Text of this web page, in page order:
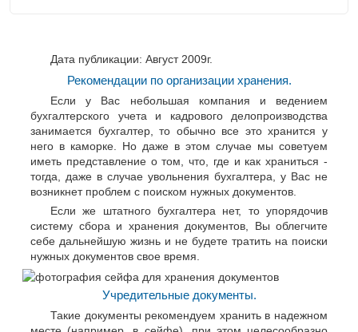
Дата публикации: Август 2009г.
Рекомендации по организации хранения.
Если у Вас небольшая компания и ведением
бухгалтерского учета и кадрового делопроизводства
занимается бухгалтер, то обычно все это хранится у
него в каморке. Но даже в этом случае мы советуем
иметь представление о том, что, где и как храниться -
тогда, даже в случае увольнения бухгалтера, у Вас не
возникнет проблем с поиском нужных документов.
Если же штатного бухгалтера нет, то упорядочив
систему сбора и хранения документов, Вы облегчите
себе дальнейшую жизнь и не будете тратить на поиски
нужных документов свое время.
Учредительные документы.
Такие документы рекомендуем хранить в надежном